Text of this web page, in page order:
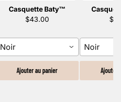
Casquette Baty™️
$43.00
Noir
Ajouter au panier
Noir
Ajouter